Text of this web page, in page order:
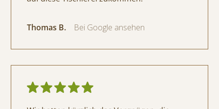
Thomas B. Bei Google ansehen